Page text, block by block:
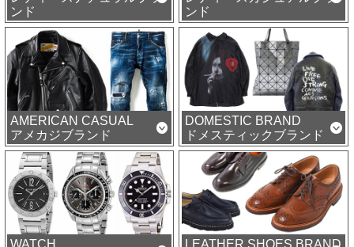
ンド
ンド
AMERICAN CASUAL
アメカジブランド
DOMESTIC BRAND
ドメスティックブランド